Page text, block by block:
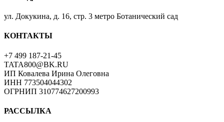
ул. Докукина, д. 16, стр. 3 метро Ботанический сад
КОНТАКТЫ
+7 499 187-21-45
TATA800@BK.RU
ИП Ковалева Ирина Олеговна
ИНН 773504044302
ОГРНИП 310774627200993
РАССЫЛКА